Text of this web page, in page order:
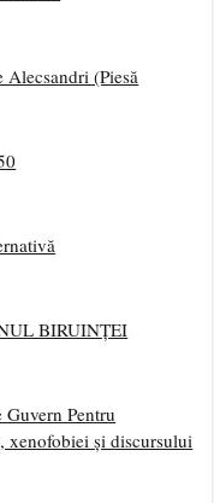
(Piesă
BIRUINȚEI
Pentru
xenofobiei și discursului